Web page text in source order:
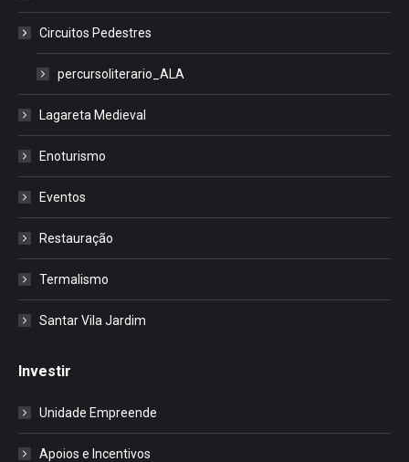
Circuitos Pedestres
percursoliterario_ALA
Lagareta Medieval
Enoturismo
Eventos
Restauração
Termalismo
Santar Vila Jardim
Investir
Unidade Empreende
Apoios e Incentivos